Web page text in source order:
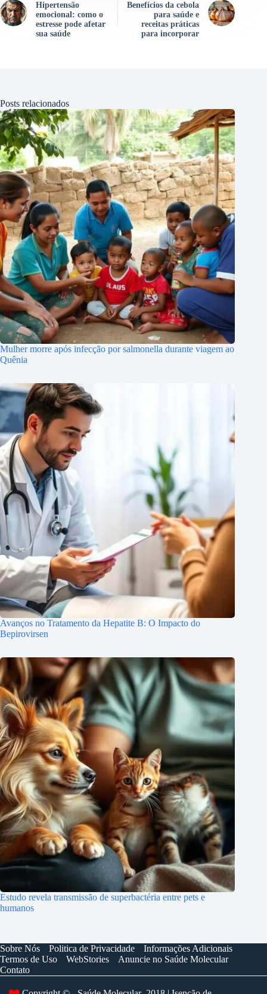
Hipertensão
emocional: como o
estresse pode afetar
sua saúde
Benefícios da cebola
para saúde e
receitas práticas
para incorporar
Posts relacionados
Mulher morre após infecção por salmonella durante viagem ao
Quênia
Avanços no Tratamento da Hepatite B: O Impacto do
Bepirovirsen
Estudo revela transmissão de superbactéria entre pets e
humanos
Sobre Nós Politica de Privacidade
Informações Adicionais
Termos de Uso
WebStories
Anuncie no Saúde Molecular
Contato